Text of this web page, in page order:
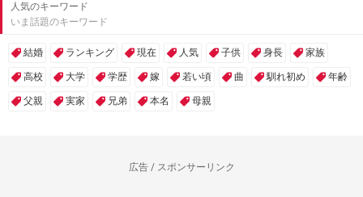
人気のキーワード
いま話題のキーワード
結婚 ランキング 現在 人気 子供 身長 家族
高校 大学 学歴 嫁 若い頃 曲 馴れ初め 年齢
父親 実家 兄弟 本名 母親
広告 / スポンサーリンク